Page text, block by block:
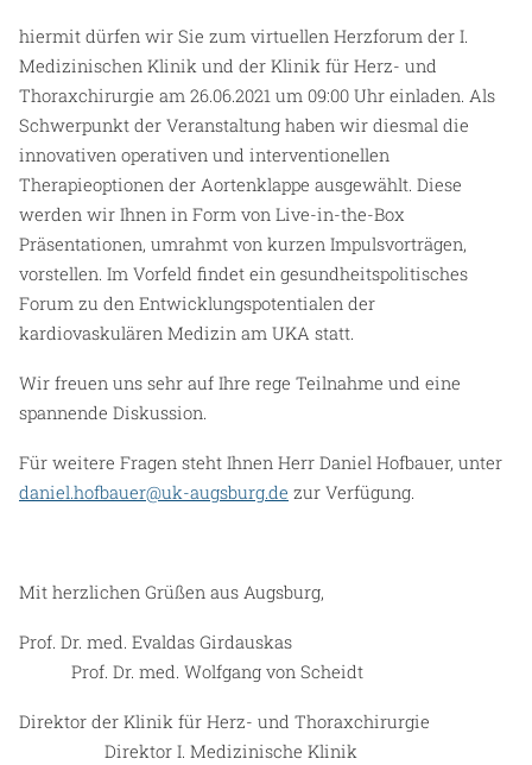
hiermit dürfen wir Sie zum virtuellen Herzforum der I.
Medizinischen Klinik und der Klinik für Herz- und
Thoraxchirurgie am 26.06.2021 um 09:00 Uhr einladen. Als
Schwerpunkt der Veranstaltung haben wir diesmal die
innovativen operativen und interventionellen
Therapieoptionen der Aortenklappe ausgewählt. Diese
werden wir Ihnen in Form von Live-in-the-Box
Präsentationen, umrahmt von kurzen Impulsvorträgen,
vorstellen. Im Vorfeld findet ein gesundheitspolitisches
Forum zu den Entwicklungspotentialen der
kardiovaskulären Medizin am UKA statt.
Wir freuen uns sehr auf Ihre rege Teilnahme und eine
spannende Diskussion.
Für weitere Fragen steht Ihnen Herr Daniel Hofbauer, unter
daniel.hofbauer@uk-augsburg.de zur Verfügung.
Mit herzlichen Grüßen aus Augsburg,
Prof. Dr. med. Evaldas Girdauskas
Prof. Dr. med. Wolfgang von Scheidt
Direktor der Klinik für Herz- und Thoraxchirurgie
Direktor I. Medizinische Klinik